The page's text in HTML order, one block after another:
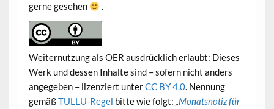
gerne gesehen
.
Weiternutzung als OER ausdrücklich erlaubt: Dieses
Werk und dessen Inhalte sind – sofern nicht anders
angegeben – lizenziert unterCC BY 4.0. Nennung
gemäßTULLU-Regel bitte wie folgt: „Monatsnotiz für